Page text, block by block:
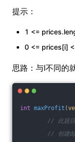
提示：
1 <=
0 <= prices[i]
思路：与I不同的
int maxProfit (
// 此题目
// 创建